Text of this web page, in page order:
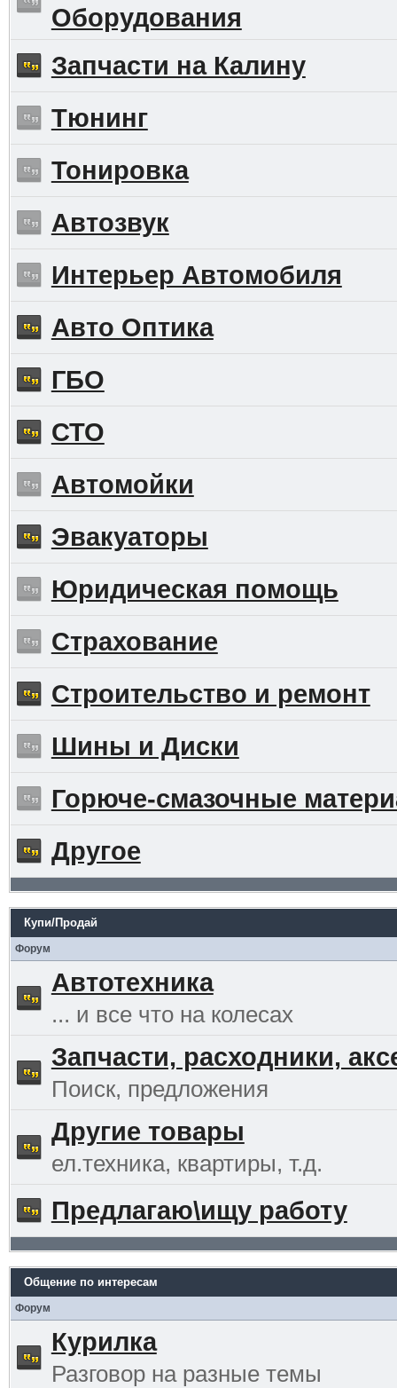
Оборудования
Запчасти на Калину
Тюнинг
Тонировка
Автозвук
Интерьер Автомобиля
Авто Оптика
ГБО
СТО
Автомойки
Эвакуаторы
Юридическая помощь
Страхование
Строительство и ремонт
Шины и Диски
Горюче-смазочные
Другое
Купи/Продай
Форум
Автотехника
... и все что на колесах
Запчасти, расходники,
Поиск, предложения
Другие товары
ел.техника, квартиры, т.д.
Предлагаю\ищу работу
Общение по интересам
Форум
Курилка
Разговор на разные темы